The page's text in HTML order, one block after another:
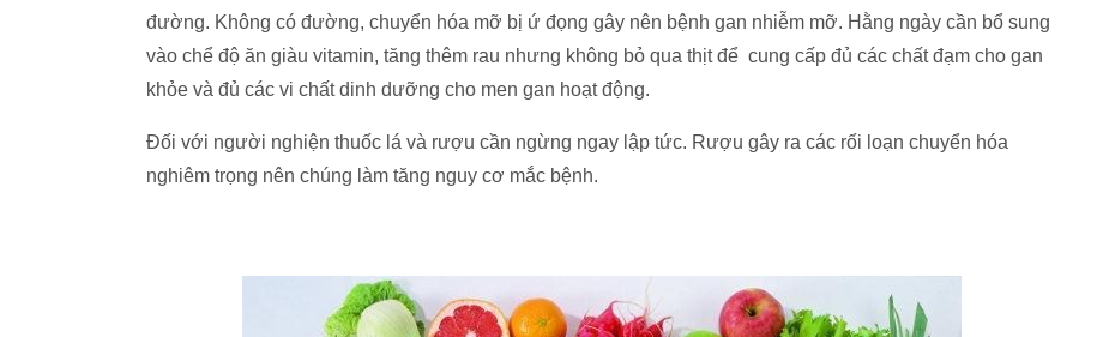
đường. Không có đường, chuyển hóa mỡ bị ứ đọng gây nên bệnh gan nhiễm mỡ. Hằng ngày cần bổ sung
vào chể độ ăn giàu vitamin, tăng thêm rau nhưng không bỏ qua thịt để cung cấp đủ các chất đạm cho gan
khỏe và đủ các vi chất dinh dưỡng cho men gan hoạt động.
Đối với người nghiện thuốc lá và rượu cần ngừng ngay lập tức. Rượu gây ra các rối loạn chuyển hóa
nghiêm trọng nên chúng làm tăng nguy cơ mắc bệnh.